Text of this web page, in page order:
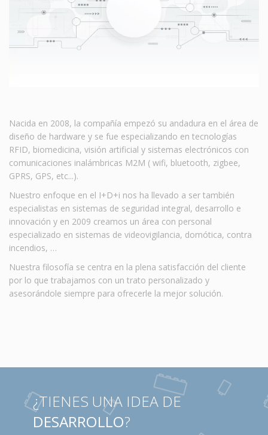
Nacida en 2008, la compañía empezó su andadura en el área de
diseño de hardware y se fue especializando en tecnologías
RFID, biomedicina, visión artificial y sistemas electrónicos con
comunicaciones inalámbricas M2M ( wifi, bluetooth, zigbee,
GPRS, GPS, etc...).
Nuestro enfoque en el I+D+i nos ha llevado a ser también
especialistas en sistemas de seguridad integral, desarrollo e
innovación y en 2009 creamos un área con personal
especializado en sistemas de videovigilancia, domótica, contra
incendios, …
Nuestra filosofía se centra en la plena satisfacción del cliente
por lo que trabajamos con un trato personalizado y
asesorándole siempre para ofrecerle la mejor solución.
¿TIENES UNA IDEA DE
DESARROLLO?